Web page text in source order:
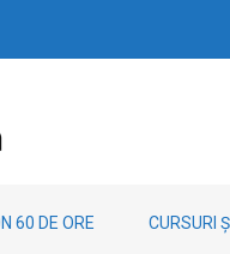
60 DE ORE CURSURI